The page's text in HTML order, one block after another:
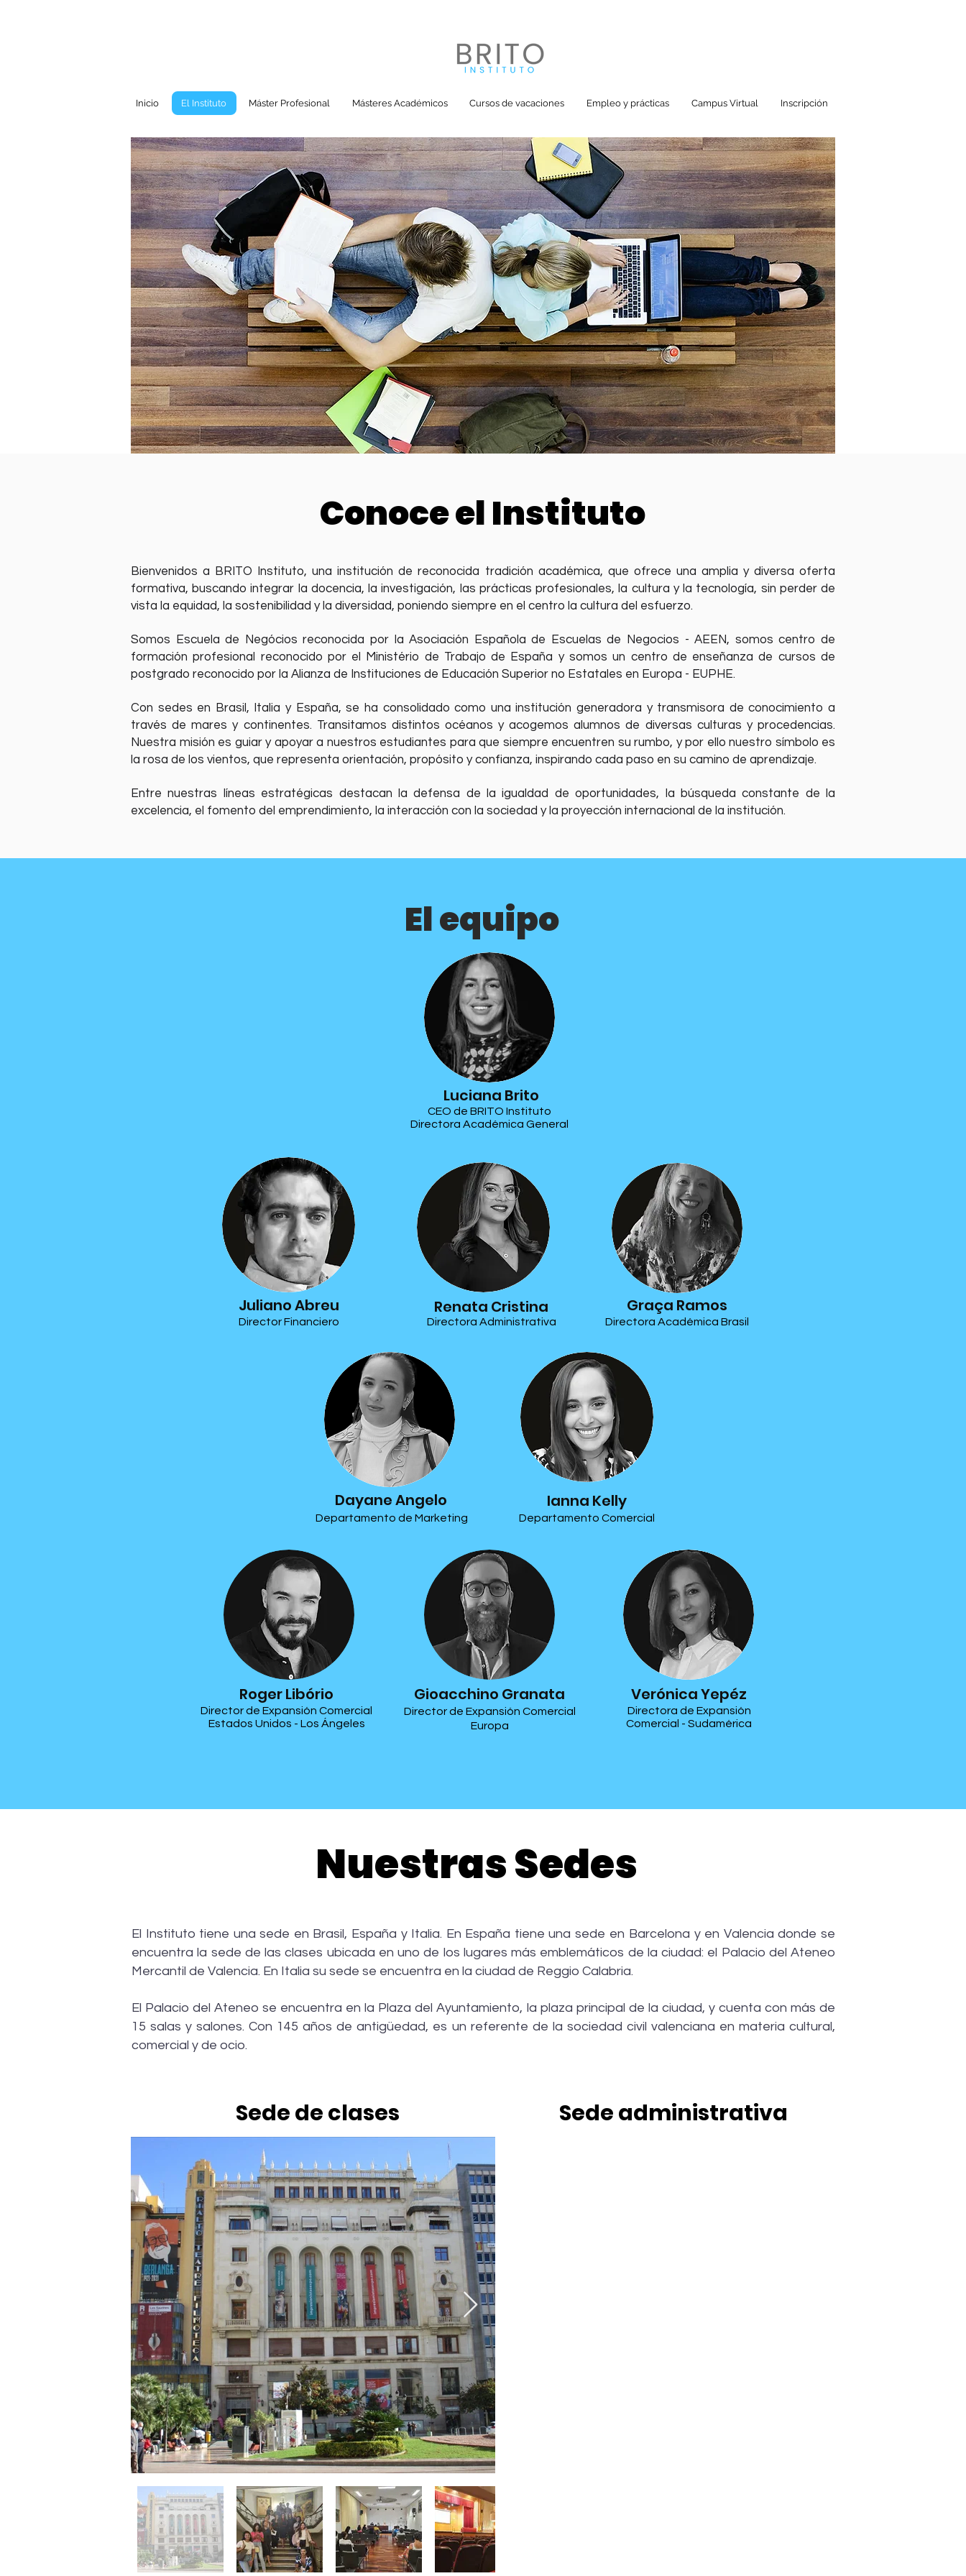
Inicio El Instituto Máster Profesional Másteres Académicos Cursos de vacaciones Empleo y prácticas Campus Virtual Inscripción
Conoce el Instituto
Bienvenidos a BRITO Instituto, una institución de reconocida tradición académica, que ofrece una amplia y diversa oferta
formativa, buscando integrar la docencia, la investigación, las prácticas profesionales, la cultura y la tecnología, sin perder de
vista la equidad, la sostenibilidad y la diversidad, poniendo siempre en el centro la cultura del esfuerzo.
Somos Escuela de Negócios reconocida por la Asociación Española de Escuelas de Negocios - AEEN, somos centro de
formación profesional reconocido por el Ministério de Trabajo de España y somos un centro de enseñanza de cursos de
postgrado reconocido por la Alianza de Instituciones de Educación Superior no Estatales en Europa - EUPHE.
Con sedes en Brasil, Italia y España, se ha consolidado como una institución generadora y transmisora de conocimiento a
través de mares y continentes. Transitamos distintos océanos y acogemos alumnos de diversas culturas y procedencias.
Nuestra misión es guiar y apoyar a nuestros estudiantes para que siempre encuentren su rumbo, y por ello nuestro símbolo es
la rosa de los vientos, que representa orientación, propósito y confianza, inspirando cada paso en su camino de aprendizaje.
Entre nuestras líneas estratégicas destacan la defensa de la igualdad de oportunidades, la búsqueda constante de la
excelencia, el fomento del emprendimiento, la interacción con la sociedad y la proyección internacional de la institución.
El equipo
Luciana Brito
CEO de BRITO Instituto
Directora Académica General
Juliano Abreu
Director Financiero
Renata Cristina Graça Ramos
Directora Administrativa Directora Académica Brasil
Dayane Angelo
Departamento de Marketing
Ianna Kelly
Departamento Comercial
Roger Libório
Director de Expansión Comercial
Estados Unidos - Los Ángeles
Gioacchino Granata
Director de Expansión Comercial
Europa
Verónica Yepéz
Directora de Expansión
Comercial - Sudamérica
Nuestras Sedes
El Instituto tiene una sede en Brasil, España y Italia. En España tiene una sede en Barcelona y en Valencia donde se
encuentra la sede de las clases ubicada en uno de los lugares más emblemáticos de la ciudad: el Palacio del Ateneo
Mercantil de Valencia. En Italia su sede se encuentra en la ciudad de Reggio Calabria.
El Palacio del Ateneo se encuentra en la Plaza del Ayuntamiento, la plaza principal de la ciudad, y cuenta con más de
15 salas y salones. Con 145 años de antigüedad, es un referente de la sociedad civil valenciana en materia cultural,
comercial y de ocio.
Sede de clases Sede administrativa